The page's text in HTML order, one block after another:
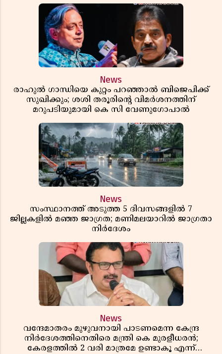
News
രാഹുൽ ഗാന്ധിയെ കുറ്റം പറഞ്ഞാൽ ബിജെപിക്ക്
സുഖിക്കും; ശശി തരൂരിന്റെ വിമർശനത്തിന്
മറുപടിയുമായി കെ സി വേണുഗോപാൽ
News
സംസ്ഥാനത്ത് അടുത്ത 5 ദിവസങ്ങളിൽ 7
ജില്ലകളിൽ മഞ്ഞ ജാഗ്രത; മണിമലയാറിൽ ജാഗ്രതാ
നിർദേശം
News
വന്ദേമാതരം മുഴുവനായി പാടണമെന്ന കേന്ദ്ര
നിർദേശത്തിനെതിരെ മന്ത്രി കെ മുരളീധരൻ;
കേരളത്തിൽ 2 വരി മാത്രമേ ഉണ്ടാകൂ എന്ന്